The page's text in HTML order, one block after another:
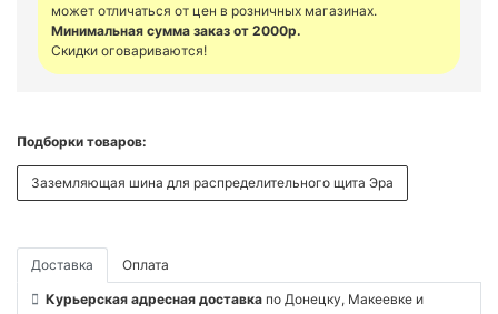
может отличаться от цен в розничных магазинах.
Минимальная сумма заказ от 2000р.
Скидки оговариваются!
Подборки товаров:
Заземляющая шина для распределительного щита Эра
Доставка Оплата
Курьерская адресная доставка по Донецку, Макеевке и